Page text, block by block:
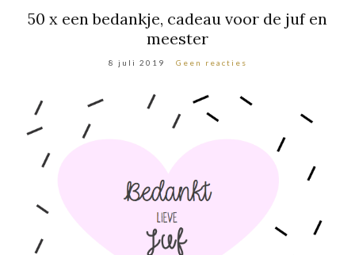
50 x een bedankje, cadeau voor de juf en
meester
8 juli 2019 Geen reacties